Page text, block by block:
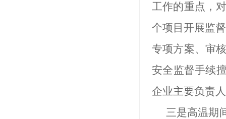
工作的重点，
个项目开展监
专项方案、审
安全监督手续
企业主要负责人
三是高温期